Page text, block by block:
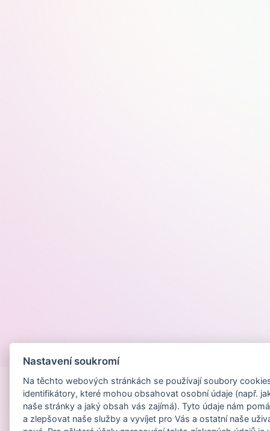
Nastavení soukromí
Na těchto webových stránkách se používají soubory
identifikátory, které mohou obsahovat osobní údaje (např.
naše stránky a jaký obsah vás zajímá). Tyto údaje nám
a zlepšovat naše služby a vyvíjet pro Vás a ostatní naše